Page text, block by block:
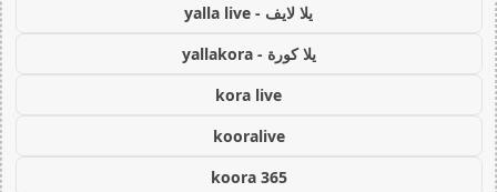
يلا لايف - yalla live
يلا كورة - yallakora
kora live
kooralive
koora 365